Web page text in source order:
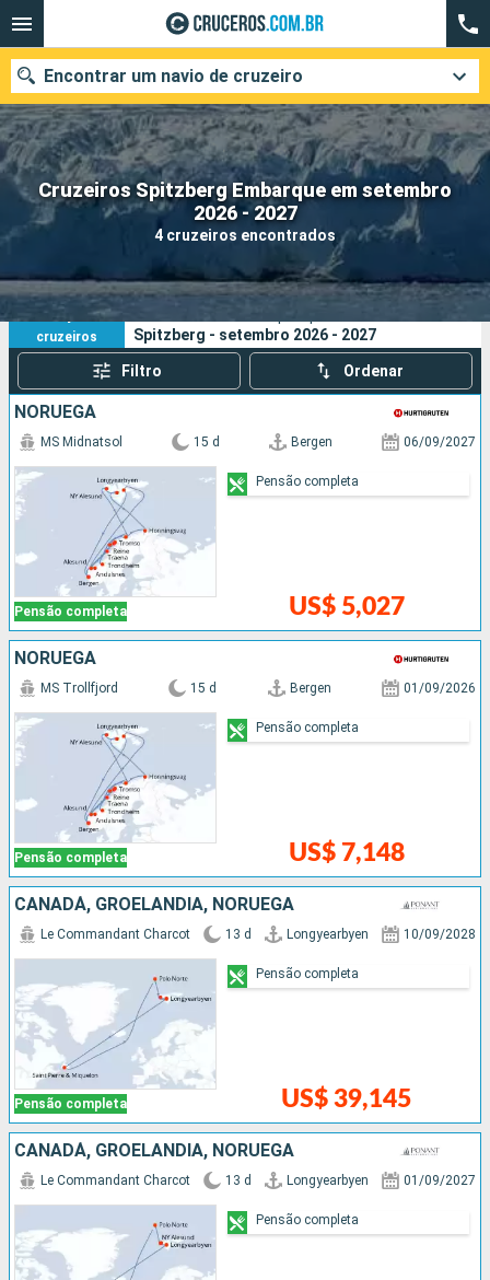
Cruzeiros Spitzberg Embarque em setembro
2026 - 2027
4 cruzeiros encontrados
Encontrar um navio de cruzeiro
Quando ir?
Cidades Companhias
Pesquisar
4
cruzeiros
Spitzberg - setembro 2026 - 2027
Filtro Ordenar
NORUEGA
Pensão completa
MS Midnatsol 15 d Bergen 06/09/2027
US$ 5,027
Pensão completa
NORUEGA
Pensão completa
MS Trollfjord 15 d Bergen 01/09/2026
US$ 7,148
Pensão completa
CANADÁ, GROELÂNDIA, NORUEGA
Pensão completa
Le Commandant Charcot 13 d Longyearbyen 10/09/2028
US$ 39,145
Pensão completa
CANADÁ, GROELÂNDIA, NORUEGA
Le Commandant Charcot 13 d Longyearbyen 01/09/2027
Pensão completa